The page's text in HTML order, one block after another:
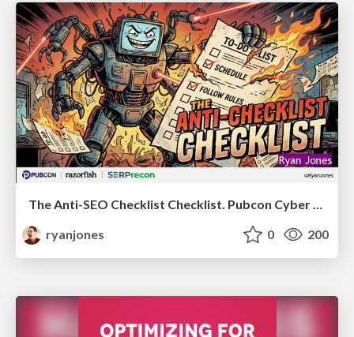
The Anti-SEO Checklist Checklist. Pubcon Cyber Week
ryanjones
0 200